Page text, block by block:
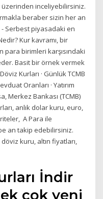
üzerinden inceliyebilirsiniz.
beraber sizin her an
- Serbest piyasadaki en
Kur kavramı, bir
birimleri karşısındaki
Basit bir örnek vermek
Kurları · Günlük TCMB
Oranları · Yatırım
Merkez Bankası (TCMB)
anlık dolar kuru, euro,
A Para ile
an takip edebilirsiniz.
kuru, altın fiyatları,
İndir
çok yeni